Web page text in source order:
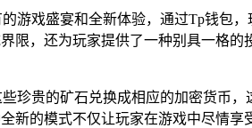
游戏盛宴和全新体验，通过Tp钱包
限，还为玩家提供了一种别具一格
珍贵的矿石兑换成相应的加密货币
新的模式不仅让玩家在游戏中尽情